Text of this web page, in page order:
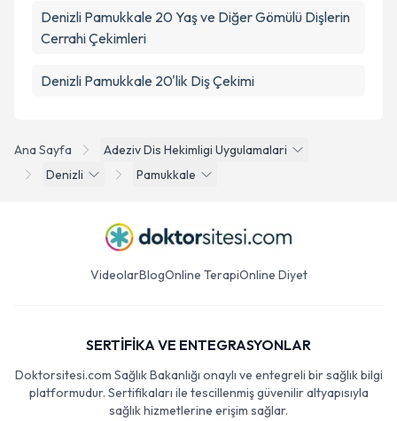
Ana Sayfa
Adeziv Dis Hekimligi Uygulamalari
Denizli
Pamukkale
Denizli Pamukkale 20 Yaş ve Diğer Gömülü Dişlerin
Cerrahi Çekimleri
Denizli Pamukkale 20'lik Diş Çekimi
VideolarBlogOnline TerapiOnline Diyet
SERTİFİKA VE ENTEGRASYONLAR
Doktorsitesi.com Sağlık Bakanlığı onaylı ve entegreli bir sağlık bilgi
platformudur. Sertifikaları ile tescillenmiş güvenilir altyapısıyla
sağlık hizmetlerine erişim sağlar.